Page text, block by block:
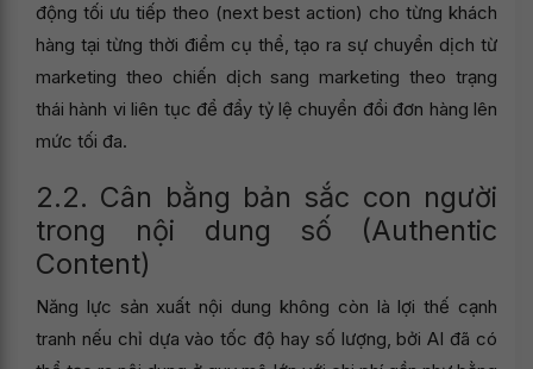
động tối ưu tiếp theo (next best action) cho từng khách
hàng tại từng thời điểm cụ thể, tạo ra sự chuyển dịch từ
marketing theo chiến dịch sang marketing theo trạng
thái hành vi liên tục để đẩy tỷ lệ chuyển đổi đơn hàng lên
mức tối đa.
2.2. Cân bằng bản sắc con người
trong nội dung số (Authentic
Content)
Năng lực sản xuất nội dung không còn là lợi thế cạnh
tranh nếu chỉ dựa vào tốc độ hay số lượng, bởi AI đã có